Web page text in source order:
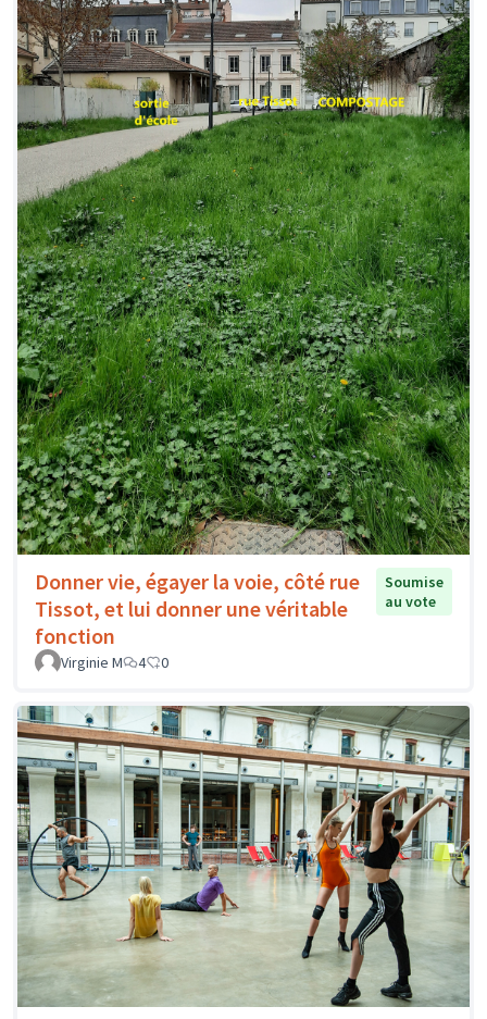
Donner vie, égayer la voie, côté rue
Tissot, et lui donner une véritable
fonction
Soumise
au vote
Virginie M 4 0